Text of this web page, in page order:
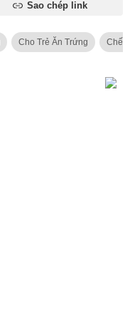
Sao chép link
Cho Trẻ Ăn Trứng Chế